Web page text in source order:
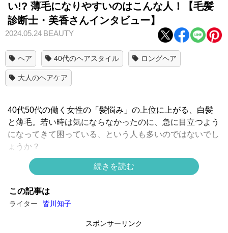
い!? 薄毛になりやすいのはこんな人！【毛髪
診断士・美香さんインタビュー】
2024.05.24 BEAUTY
ヘア 40代のヘアスタイル ロングヘア
大人のヘアケア
40代50代の働く女性の「髪悩み」の上位に上がる、白髪
と薄毛。若い時は気にならなかったのに、急に目立つよう
になってきて困っている、という人も多いのではないでし
ょうか？
そんな悩みを解消すべく、ヘアサロンAMATAの毛髪診断
士指導講師・美香さんにインタビュー。実は白髪も薄毛
も、原因は共通していることがわかりました。
【連載：なぜ彼女は髪がキレイなのか？vol.2 毛髪診断
続きを読む
この記事は
ライター 皆川知子
スポンサーリンク